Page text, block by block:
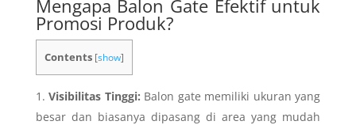
Mengapa Balon Gate Efektif untuk
Promosi Produk?
Contents [show]
Visibilitas Tinggi: Balon gate memiliki ukuran yang
besar dan biasanya dipasang di area yang mudah